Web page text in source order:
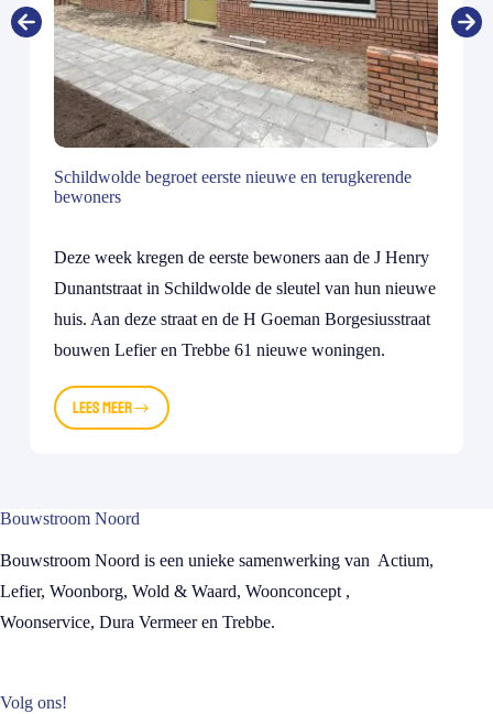
Schildwolde begroet eerste nieuwe en terugkerende
bewoners
Deze week kregen de eerste bewoners aan de J Henry
Dunantstraat in Schildwolde de sleutel van hun nieuwe
huis. Aan deze straat en de H Goeman Borgesiusstraat
bouwen Lefier en Trebbe 61 nieuwe woningen.
Lees meerSchildwolde
terugkerende
Bouwstroom Noord
Bouwstroom Noord is een unieke samenwerking van Actium,
Lefier, Woonborg, Wold & Waard, Woonconcept ,
Woonservice, Dura Vermeer en Trebbe.
Volg ons!